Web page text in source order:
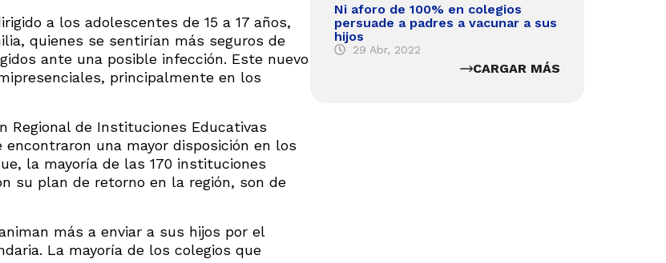
a los adolescentes de 15 a 17 años,
quienes se sentirían más seguros de
ante una posible infección. Este nuevo
principalmente en los
Regional de Instituciones Educativas
encontraron una mayor disposición en los
la mayoría de las 170 instituciones
su plan de retorno en la región, son de
más a enviar a sus hijos por el
La mayoría de los colegios que
Ni aforo de 100% en colegios
persuade a padres a vacunar a sus
hijos
29 Abr, 2022
CARGAR MÁS